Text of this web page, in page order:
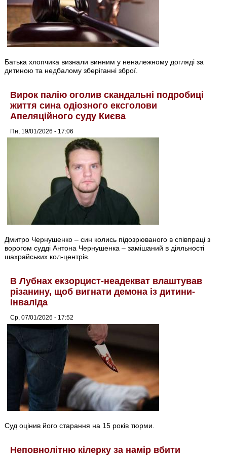
Батька хлопчика визнали винним у неналежному догляді за
дитиною та недбалому зберіганні зброї.
Вирок палію оголив скандальні подробиці
життя сина одіозного ексголови
Апеляційного суду Києва
Пн, 19/01/2026 - 17:06
Дмитро Чернушенко – син колись підозрюваного в співпраці з
ворогом судді Антона Чернушенка – замішаний в діяльності
шахрайських кол-центрів.
В Лубнах екзорцист-неадекват влаштував
різанину, щоб вигнати демона із дитини-
інваліда
Ср, 07/01/2026 - 17:52
Суд оцінив його старання на 15 років тюрми.
Неповнолітню кілерку за намір вбити